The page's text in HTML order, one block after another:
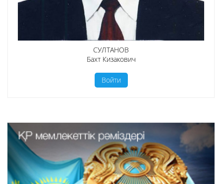
СУЛТАНОВ
Бахт Кизакович
Войти